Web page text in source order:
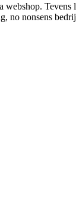
Tevens
no nonsens